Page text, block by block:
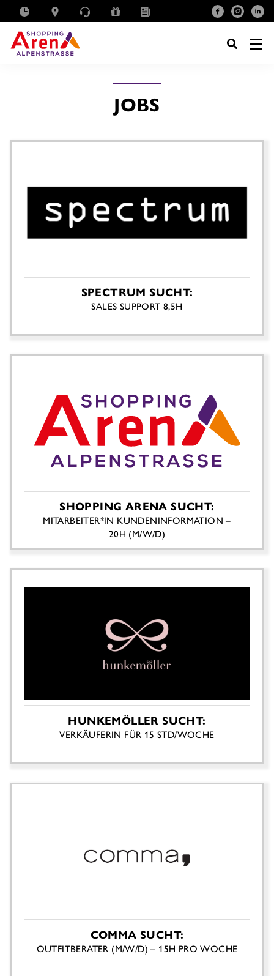
JOBS
SPECTRUM SUCHT:
SALES SUPPORT 8,5H
SHOPPING ARENA SUCHT:
MITARBEITER*IN KUNDENINFORMATION –
20H (M/W/D)
HUNKEMÖLLER SUCHT:
VERKÄUFERIN FÜR 15 STD/WOCHE
COMMA SUCHT:
OUTFITBERATER (M/W/D) – 15H PRO WOCHE